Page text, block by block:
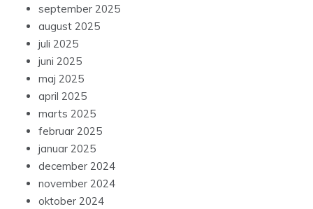
september 2025
august 2025
juli 2025
juni 2025
maj 2025
april 2025
marts 2025
februar 2025
januar 2025
december 2024
november 2024
oktober 2024